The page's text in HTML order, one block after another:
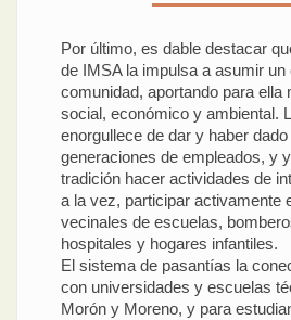
Por último, es dable destacar
de IMSA la impulsa a asumir
comunidad, aportando para ella
social, económico y ambiental.
enorgullece de dar y haber
generaciones de empleados, y
tradición hacer actividades de
a la vez, participar activamente
vecinales de escuelas,
hospitales y hogares infantiles.
El sistema de pasantías la
con universidades y escuelas
Morón y Moreno, y para